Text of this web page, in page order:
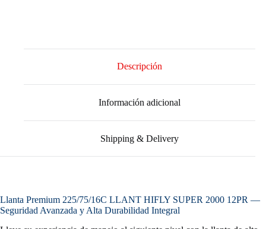
Descripción
Información adicional
Shipping & Delivery
Llanta Premium 225/75/16C LLANT HIFLY SUPER 2000 12PR —
Seguridad Avanzada y Alta Durabilidad Integral